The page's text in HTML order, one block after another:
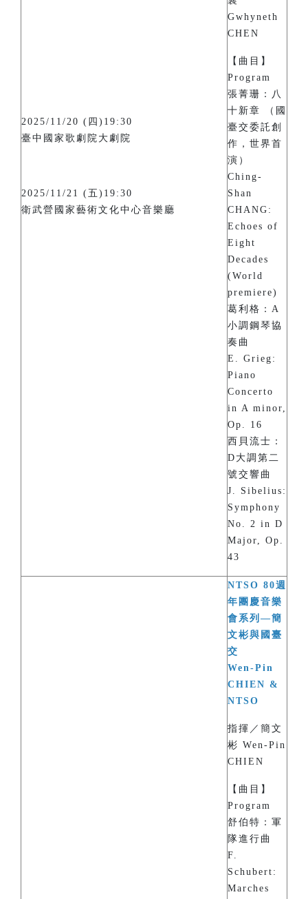
2025/11/20 (四)19:30
臺中國家歌劇院大劇院
2025/11/21 (五)19:30
衛武營國家藝術文化中心音樂廳
Gwhyneth
CHEN
【曲目】
Program
張菁珊：八
十新章 （國
臺交委託創
作，世界首
演）
Ching-
Shan
CHANG:
Echoes of
Eight
Decades
(World
premiere)
葛利格：A
小調鋼琴協
奏曲
E. Grieg:
Piano
Concerto
in A minor,
Op. 16
西貝流士：
D大調第二
號交響曲
J. Sibelius:
Symphony
No. 2 in D
Major, Op.
43
NTSO 80週
年團慶音樂
會系列—簡
文彬與國臺
交
Wen-Pin
CHIEN &
NTSO
指揮／簡文
彬 Wen-Pin
CHIEN
【曲目】
Program
舒伯特：軍
隊進行曲
F.
Schubert:
Marches